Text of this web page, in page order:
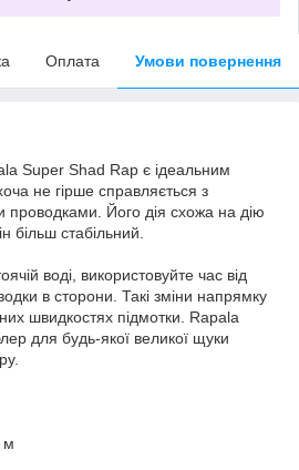
Оплата Умови повернення
Super Shad Rap є ідеальним
не гірше справляється з
проводками. Його дія схожа на дію
більш стабільний.
воді, використовуйте час від
в сторони. Такі зміни напрямку
швидкостях підмотки. Rapala
для будь-якої великої щуки
м